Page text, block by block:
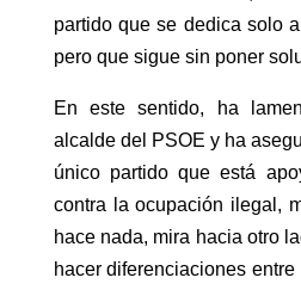
partido que se dedica solo
pero que sigue sin poner
En este sentido, ha
alcalde del PSOE y ha
único partido que está
contra la ocupación ilegal,
hace nada, mira hacia otro
hacer diferenciaciones entre